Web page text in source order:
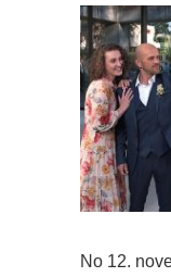
No 12.